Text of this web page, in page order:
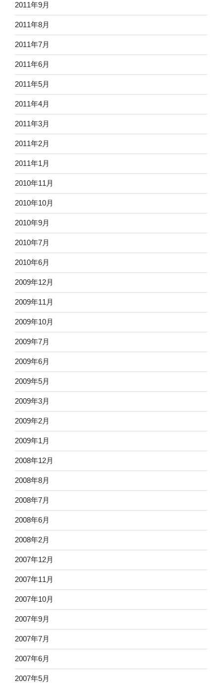
2011年9月
2011年8月
2011年7月
2011年6月
2011年5月
2011年4月
2011年3月
2011年2月
2011年1月
2010年11月
2010年10月
2010年9月
2010年7月
2010年6月
2009年12月
2009年11月
2009年10月
2009年7月
2009年6月
2009年5月
2009年3月
2009年2月
2009年1月
2008年12月
2008年8月
2008年7月
2008年6月
2008年2月
2007年12月
2007年11月
2007年10月
2007年9月
2007年7月
2007年6月
2007年5月